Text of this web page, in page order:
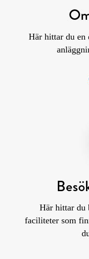
Här hittar du en
Här hittar du
faciliteter som